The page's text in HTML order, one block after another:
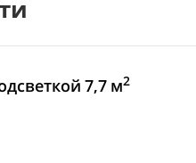
7,7 м2